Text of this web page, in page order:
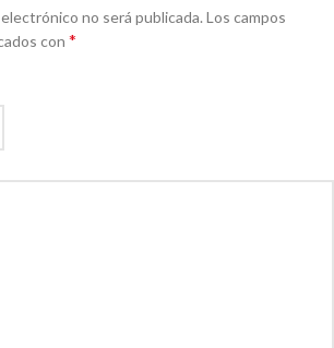
no será publicada.Los campos
con *